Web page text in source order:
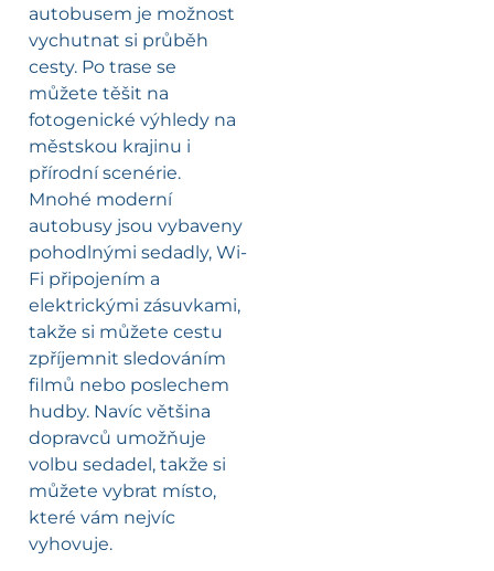
autobusem je možnost
vychutnat si průběh
cesty. Po trase se
můžete těšit na
fotogenické výhledy na
městskou krajinu i
přírodní scenérie.
Mnohé moderní
autobusy jsou vybaveny
pohodlnými sedadly, Wi-
Fi připojením a
elektrickými zásuvkami,
takže si můžete cestu
zpříjemnit sledováním
filmů nebo poslechem
hudby. Navíc většina
dopravců umožňuje
volbu sedadel, takže si
můžete vybrat místo,
které vám nejvíc
vyhovuje.